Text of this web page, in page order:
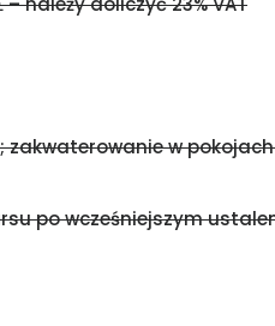
w
po wcześniejszym